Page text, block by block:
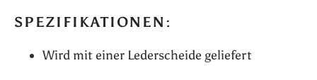
SPEZIFIKATIONEN:
Wird mit einer Lederscheide geliefert